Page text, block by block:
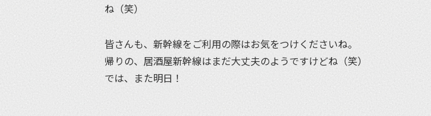
ね（笑）
皆さんも、新幹線をご利用の際はお気をつけくださいね。
帰りの、居酒屋新幹線はまだ大丈夫のようですけどね（笑）
では、また明日！